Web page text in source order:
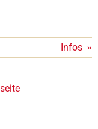
Infos »